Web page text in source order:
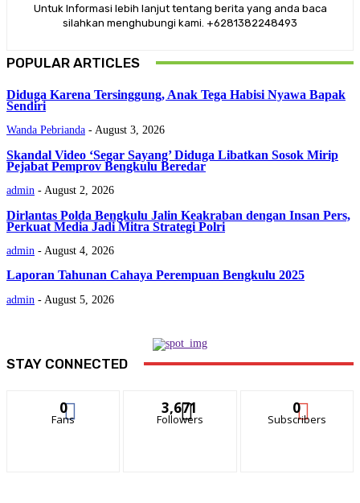
Untuk Informasi lebih lanjut tentang berita yang anda baca
silahkan menghubungi kami. +6281382248493
POPULAR ARTICLES
Diduga Karena Tersinggung, Anak Tega Habisi Nyawa Bapak
Sendiri
Wanda Pebrianda - August 3, 2026
Skandal Video ‘Segar Sayang’ Diduga Libatkan Sosok Mirip
Pejabat Pemprov Bengkulu Beredar
admin - August 2, 2026
Dirlantas Polda Bengkulu Jalin Keakraban dengan Insan Pers,
Perkuat Media Jadi Mitra Strategi Polri
admin - August 4, 2026
Laporan Tahunan Cahaya Perempuan Bengkulu 2025
admin - August 5, 2026
STAY CONNECTED
0
Fans
3,671
Followers
0
Subscribers